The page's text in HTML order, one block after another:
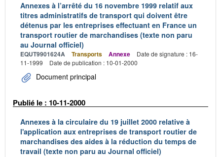
Annexes à l’arrêté du 16 novembre 1999 relatif aux
titres administratifs de transport qui doivent être
détenus par les entreprises effectuant en France un
transport routier de marchandises (texte non paru
au Journal officiel)
EQUT9901624A Transports Annexe
Date de signature : 16-
11-1999
Date de publication : 10-01-2000
Document principal
Publié le : 10-11-2000
Annexes à la circulaire du 19 juillet 2000 relative à
l'application aux entreprises de transport routier de
marchandises des aides à la réduction du temps de
travail (texte non paru au Journal officiel)